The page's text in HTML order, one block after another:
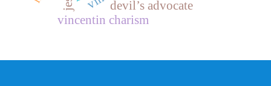
devil’s advocate
vincentin charism